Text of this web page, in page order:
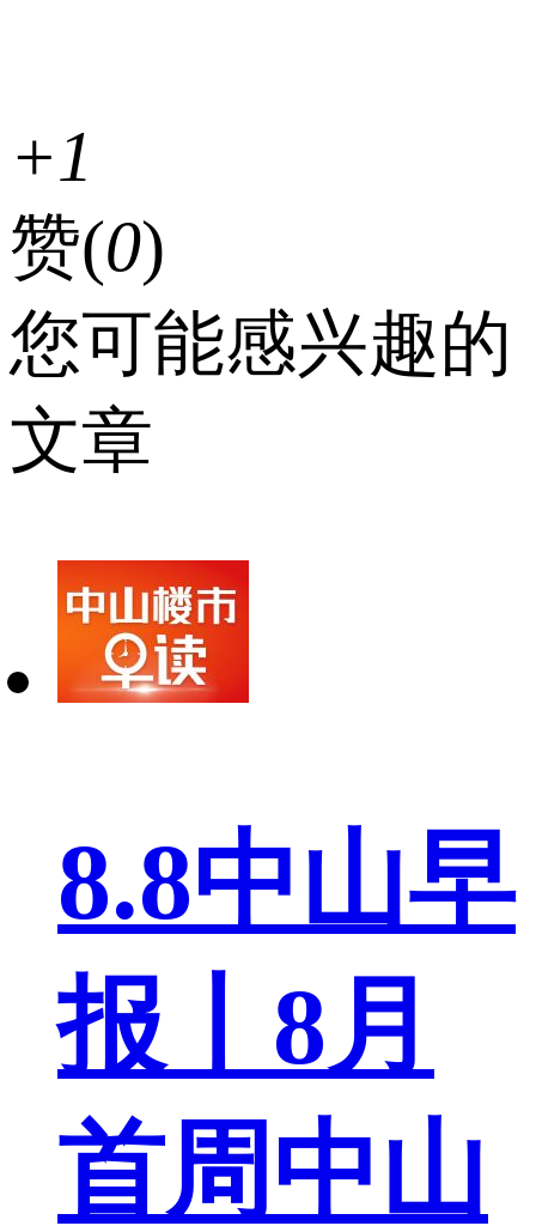
+1
赞(0)
您可能感兴趣的
文章
8.8中山早
报丨8月
首周中山